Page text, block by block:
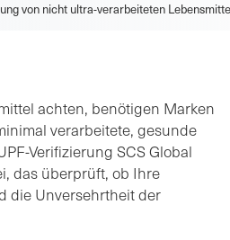
von nicht ultra-verarbeiteten
achten, benötigen Marken
verarbeitete, gesunde
Verifizierung SCS Global
das überprüft, ob Ihre
die Unversehrtheit der